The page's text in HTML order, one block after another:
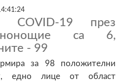
COVID-19 през
са 6,
- 99
за 98 положителни
едно лице от област